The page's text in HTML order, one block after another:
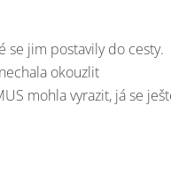
se jim postavily do cesty.
okouzlit
mohla vyrazit, já se